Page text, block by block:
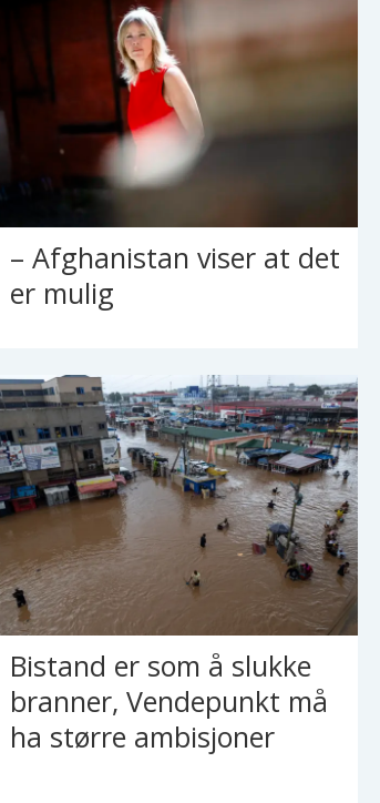
– Afghanistan viser at det
er mulig
Bistand er som å slukke
branner, Vendepunkt må
ha større ambisjoner